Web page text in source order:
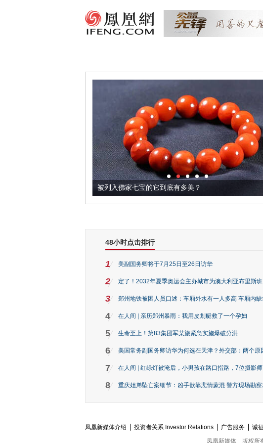
被列入佛家七宝的它到底有多美？
48小时点击排行
1 美副国务卿将于7月25日至26日访华
2 定了！2032年夏季奥运会主办城市为澳大利亚布里斯班
3 郑州地铁被困人员口述：车厢外水有一人多高 车厢内
4 在人间 | 亲历郑州暴雨：我用皮划艇救了一个孕妇
5 生命至上！第83集团军某旅紧急实施爆破分洪
6 美国常务副国务卿访华为何选在天津？外交部：两个原
7 在人间 | 红绿灯被淹后，小男孩在路口指路，7位摄影
8 重庆姐弟坠亡案细节：凶手欲靠悲情蒙混 警方现场勘察
凤凰新媒体介绍 投资者关系 Investor Relations 广告服务 诚
凤凰新媒体
版权所